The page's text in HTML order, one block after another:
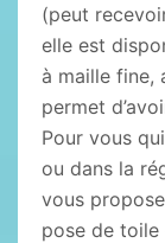
(peut
elle est
à maille
permet
Pour vous
ou dans la
vous
pose de toile